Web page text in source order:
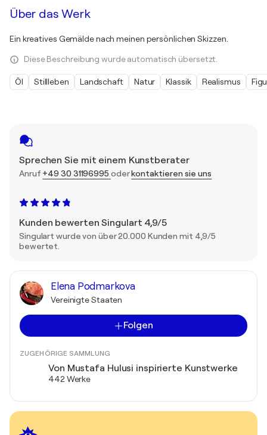
Sprechen Sie mit einem Kunstberater
Anruf +49 30 31196995 oderkontaktieren sie uns
Kunden bewerten Singulart 4,9/5
Singulart wurde von über 20.000 Kunden mit 4,9/5
bewertet.
Elena Podmarkova
Vereinigte Staaten
Folgen
ZUGEHÖRIGE SAMMLUNG
Von Mustafa Hulusi inspirierte Kunstwerke
442 Werke
Über das Werk
Ein kreatives Gemälde nach meinen persönlichen Skizzen.
Diese Beschreibung wurde automatisch übersetzt.
Öl Stillleben Landschaft Natur Klassik Realismus